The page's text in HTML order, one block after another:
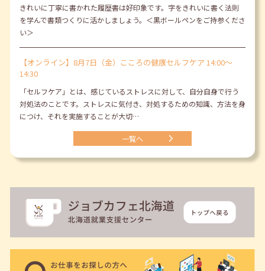
きれいに丁寧に書かれた履歴書は好印象です。字をきれいに書く法則
を学んで書類つくりに活かしましょう。＜黒ボールペンをご持参くださ
い＞
【オンライン】8月7日（金）こころの健康セルフケア 14:00～
14:30
「セルフケア」とは、感じているストレスに対して、自分自身で行う
対処法のことです。ストレスに気付き、対処するための知識、方法を身
につけ、それを実施することが大切…
一覧へ